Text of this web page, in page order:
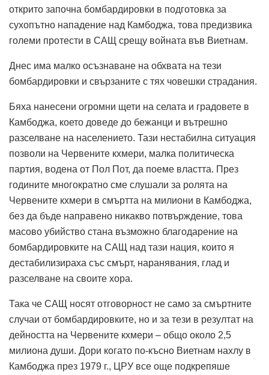
открито започна бомбардировки в подготовка за
сухопътно нападение над Камбоджа, това предизвика
големи протести в САЩ срещу войната във Виетнам.
Днес има малко осъзнаване на обхвата на тези
бомбардировки и свързаните с тях човешки страдания.
Бяха нанесени огромни щети на селата и градовете в
Камбоджа, което доведе до бежанци и вътрешно
разселване на населението. Тази нестабилна ситуация
позволи на Червените кхмери, малка политическа
партия, водена от Пол Пот, да поеме властта. През
годините многократно сме слушали за ролята на
Червените кхмери в смъртта на милиони в Камбоджа,
без да бъде направено никакво потвърждение, това
масово убийство стана възможно благодарение на
бомбардировките на САЩ над тази нация, които я
дестабилизираха със смърт, наранявания, глад и
разселване на своите хора.
Така че САЩ носят отговорност не само за смъртните
случаи от бомбардировките, но и за тези в резултат на
дейността на Червените кхмери – общо около 2,5
милиона души. Дори когато по-късно Виетнам нахлу в
Камбоджа през 1979 г., ЦРУ все още подкрепяше